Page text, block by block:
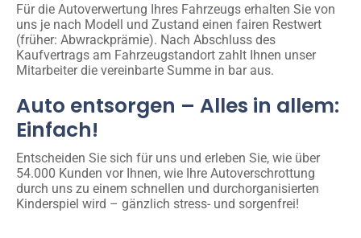
Für die Autoverwertung Ihres Fahrzeugs erhalten Sie von
uns je nach Modell und Zustand einen fairen Restwert
(früher: Abwrackprämie). Nach Abschluss des
Kaufvertrags am Fahrzeugstandort zahlt Ihnen unser
Mitarbeiter die vereinbarte Summe in bar aus.
Auto entsorgen – Alles in allem:
Einfach!
Entscheiden Sie sich für uns und erleben Sie, wie über
54.000 Kunden vor Ihnen, wie Ihre Autoverschrottung
durch uns zu einem schnellen und durchorganisierten
Kinderspiel wird – gänzlich stress- und sorgenfrei!